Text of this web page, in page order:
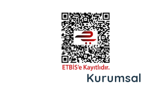
Kurumsal